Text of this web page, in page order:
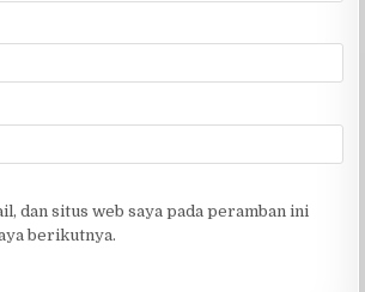
dan situs web saya pada peramban ini
berikutnya.